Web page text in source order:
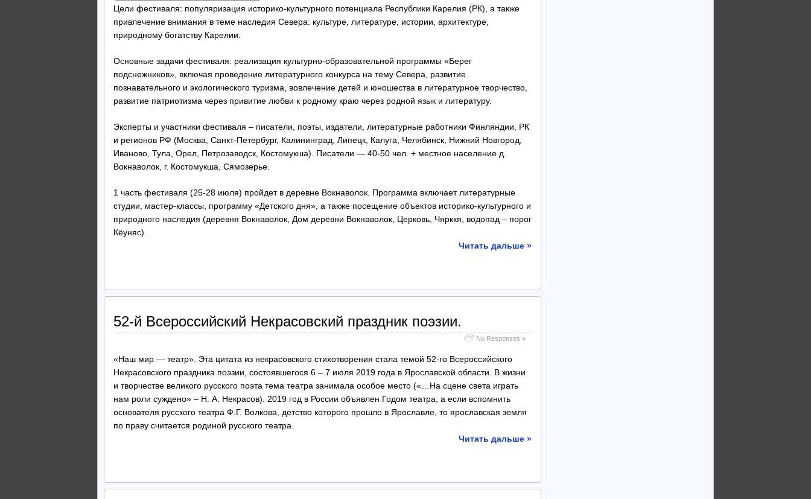
Цели фестиваля: популяризация историко-культурного потенциала Республики Карелия (РК), а также
привлечение внимания в теме наследия Севера: культуре, литературе, истории, архитектуре,
природному богатству Карелии.
Основные задачи фестиваля: реализация культурно-образовательной программы «Берег
подснежников», включая проведение литературного конкурса на тему Севера, развитие
познавательного и экологического туризма, вовлечение детей и юношества в литературное творчество,
развитие патриотизма через привитие любви к родному краю через родной язык и литературу.
Эксперты и участники фестиваля – писатели, поэты, издатели, литературные работники Финляндии, РК
и регионов РФ (Москва, Санкт-Петербург, Калининград, Липецк, Калуга, Челябинск, Нижний Новгород,
Иваново, Тула, Орел, Петрозаводск, Костомукша). Писатели — 40-50 чел. + местное население д.
Вокнаволок, г. Костомукша, Сямозерье.
1 часть фестиваля (25-28 июля) пройдет в деревне Вокнаволок. Программа включает литературные
студии, мастер-классы, программу «Детского дня», а также посещение объектов историко-культурного и
природного наследия (деревня Вокнаволок, Дом деревни Вокнаволок, Церковь, Чярккя, водопад – порог
Кёуняс).
Читать дальше »
52-й Всероссийский Некрасовский праздник поэзии.
No Responses »
«Наш мир — театр». Эта цитата из некрасовского стихотворения стала темой 52-го Всероссийского
Некрасовского праздника поэзии, состоявшегося 6 – 7 июля 2019 года в Ярославской области. В жизни
и творчестве великого русского поэта тема театра занимала особое место («…На сцене света играть
нам роли суждено» – Н. А. Некрасов). 2019 год в России объявлен Годом театра, а если вспомнить
основателя русского театра Ф.Г. Волкова, детство которого прошло в Ярославле, то ярославская земля
по праву считается родиной русского театра.
Читать дальше »